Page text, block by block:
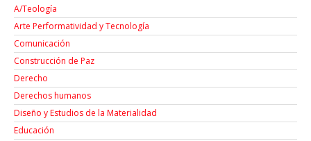
A/Teología
Arte Performatividad y Tecnología
Comunicación
Construcción de Paz
Derecho
Derechos humanos
Diseño y Estudios de la Materialidad
Educación